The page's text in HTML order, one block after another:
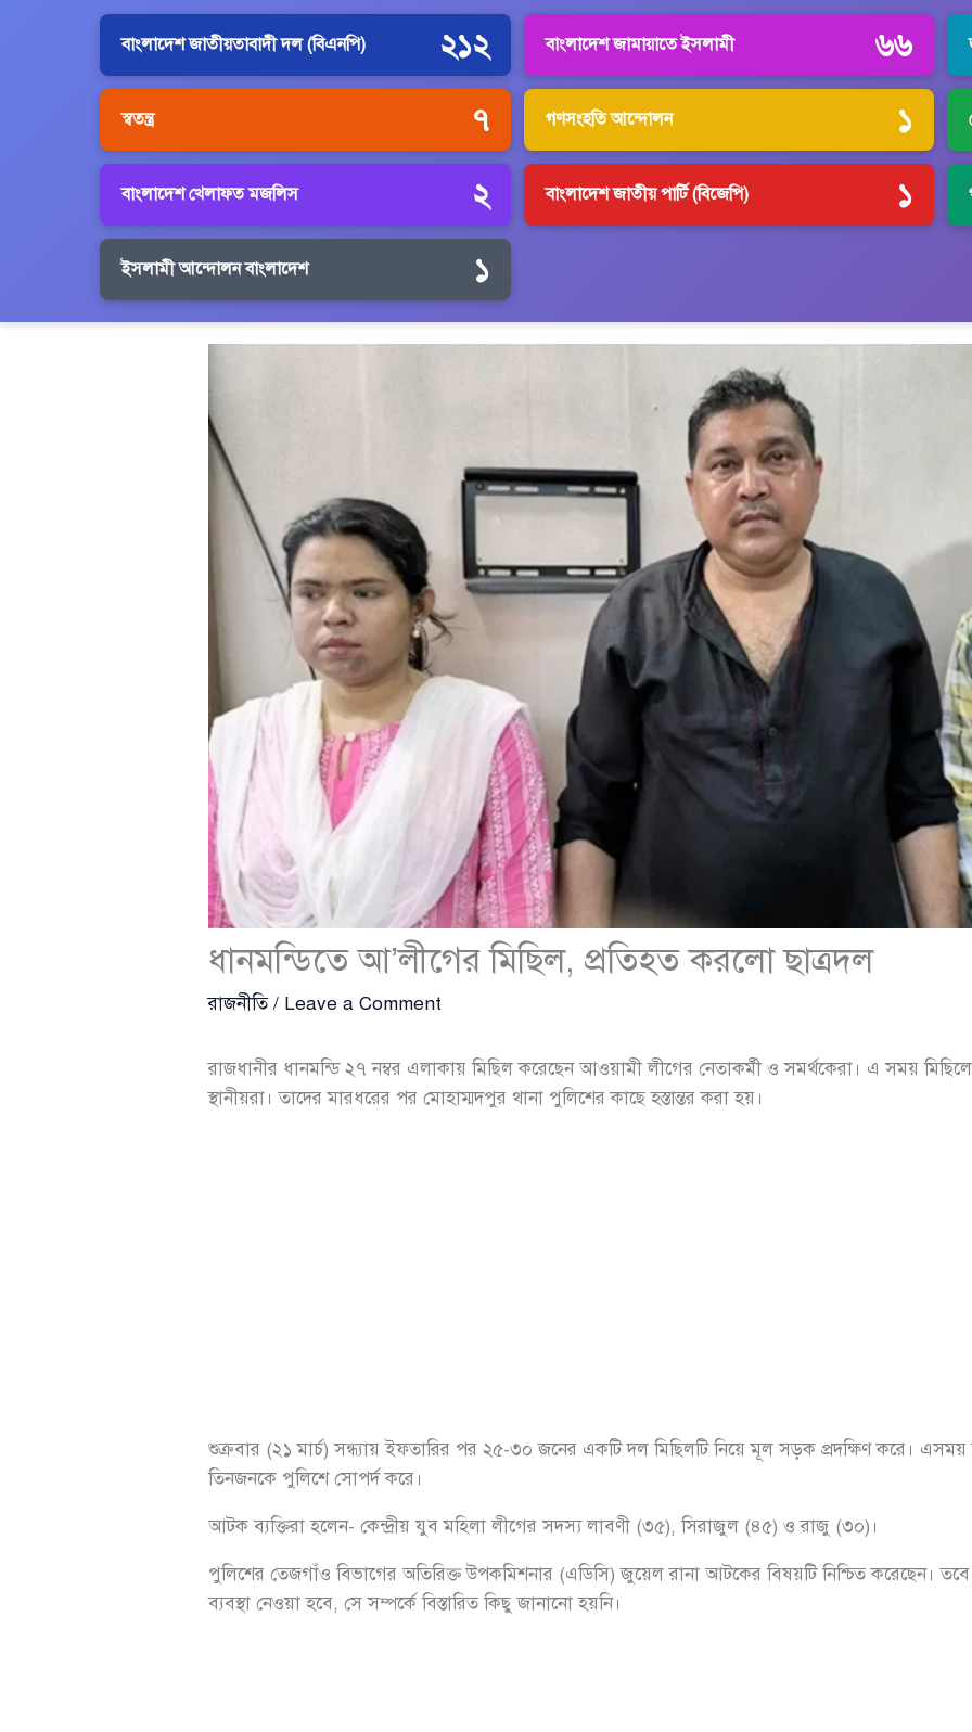
বাংলাদেশ জাতীয়তাবাদী দল (বিএনপি) ২১২ বাংলাদেশ জামায়াতে ইসলামী ৬৬
স্বতন্ত্র ৭ গণসংহতি আন্দোলন ১
বাংলাদেশ খেলাফত মজলিস ২ বাংলাদেশ জাতীয় পার্টি (বিজেপি) ১
ইসলামী আন্দোলন বাংলাদেশ ১
ধানমন্ডিতে আ’লীগের মিছিল, প্রতিহত করলো ছাত্রদল
রাজনীতি/ Leave a Comment
রাজধানীর ধানমন্ডি ২৭ নম্বর এলাকায় মিছিল করেছেন আওয়ামী লীগের নেতাকর্মী ও সমর্থকেরা। এ সময়
স্থানীয়রা। তাদের মারধরের পর মোহাম্মদপুর থানা পুলিশের কাছে হস্তান্তর করা হয়।
শুক্রবার (২১ মার্চ) সন্ধ্যায় ইফতারির পর ২৫-৩০ জনের একটি দল মিছিলটি নিয়ে মূল সড়ক প্রদক্ষিণ করে। এসময়
তিনজনকে পুলিশে সোপর্দ করে।
আটক ব্যক্তিরা হলেন- কেন্দ্রীয় যুব মহিলা লীগের সদস্য লাবণী (৩৫), সিরাজুল (৪৫) ও রাজু (৩০)।
পুলিশের তেজগাঁও বিভাগের অতিরিক্ত উপকমিশনার (এডিসি) জুয়েল রানা আটকের বিষয়টি নিশ্চিত করেছেন।
ব্যবস্থা নেওয়া হবে, সে সম্পর্কে বিস্তারিত কিছু জানানো হয়নি।